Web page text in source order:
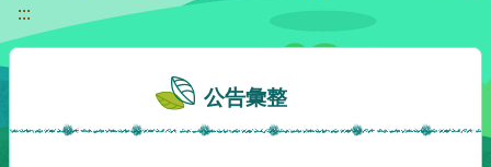
:::
公告彙整